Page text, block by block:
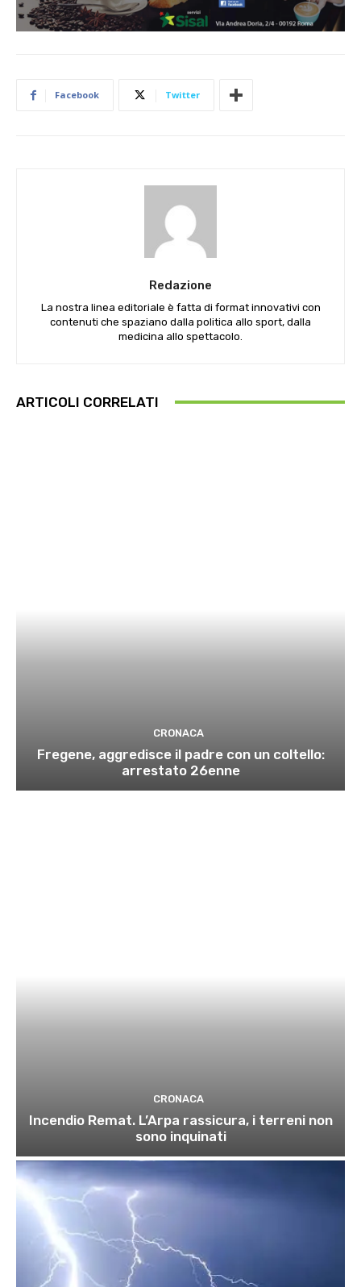
Facebook Twitter
Redazione
La nostra linea editoriale è fatta di format innovativi con
contenuti che spaziano dalla politica allo sport, dalla
medicina allo spettacolo.
ARTICOLI CORRELATI
CRONACA
Fregene, aggredisce il padre con un coltello:
arrestato 26enne
CRONACA
Incendio Remat. L’Arpa rassicura, i terreni non
sono inquinati